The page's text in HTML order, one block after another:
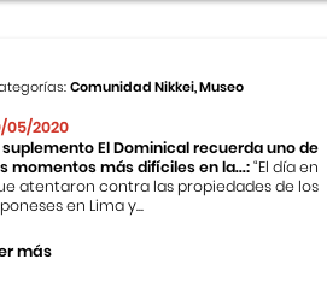
Comunidad Nikkei, Museo
05/2020
suplemento El Dominical recuerda uno de
momentos más difíciles en la...:“El día en
atentaron contra las propiedades de los
en Lima y...
más